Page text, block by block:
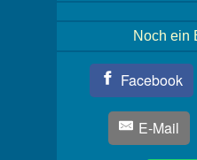
Noch ein
Facebook
E-Mail